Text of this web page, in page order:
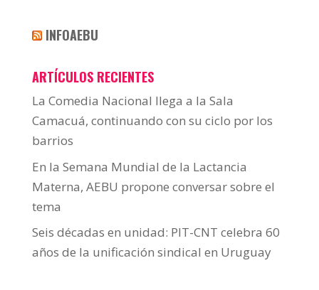
INFOAEBU
ARTÍCULOS RECIENTES
La Comedia Nacional llega a la Sala
Camacuá, continuando con su ciclo por los
barrios
En la Semana Mundial de la Lactancia
Materna, AEBU propone conversar sobre el
tema
Seis décadas en unidad: PIT-CNT celebra 60
años de la unificación sindical en Uruguay